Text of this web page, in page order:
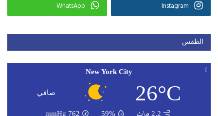
Instagram
WhatsApp
الطقس
New York City
26°C صافي
2.2 م\ث 59%
762
mmHg